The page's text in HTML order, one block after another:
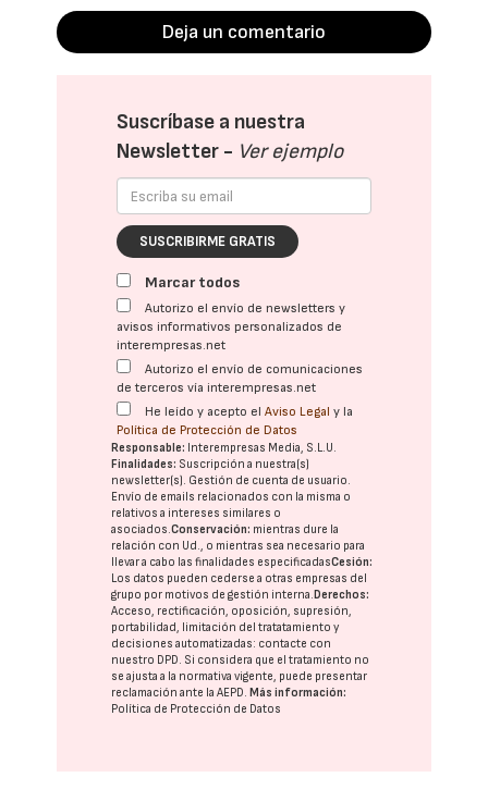
Deja un comentario
Suscríbase a nuestra
Newsletter - Ver ejemplo
SUSCRIBIRME GRATIS
Marcar todos
Autorizo el envío de newsletters y
avisos informativos personalizados de
interempresas.net
Autorizo el envío de comunicaciones
de terceros vía interempresas.net
He leído y acepto elAviso Legal y la
Política de Protección de Datos
Responsable: Interempresas Media, S.L.U.
Finalidades: Suscripción a nuestra(s)
newsletter(s). Gestión de cuenta de usuario.
Envío de emails relacionados con la misma o
relativos a intereses similares o
asociados.Conservación: mientras dure la
relación con Ud., o mientras sea necesario para
llevar a cabo las finalidades especificadasCesión:
Los datos pueden cederse a otras empresas del
grupo por motivos de gestión interna.Derechos:
Acceso, rectificación, oposición, supresión,
portabilidad, limitación del tratatamiento y
decisiones automatizadas: contacte con
nuestro DPD. Si considera que el tratamiento no
se ajusta a la normativa vigente, puede presentar
reclamación ante laAEPD.Más información:
Política de Protección de Datos